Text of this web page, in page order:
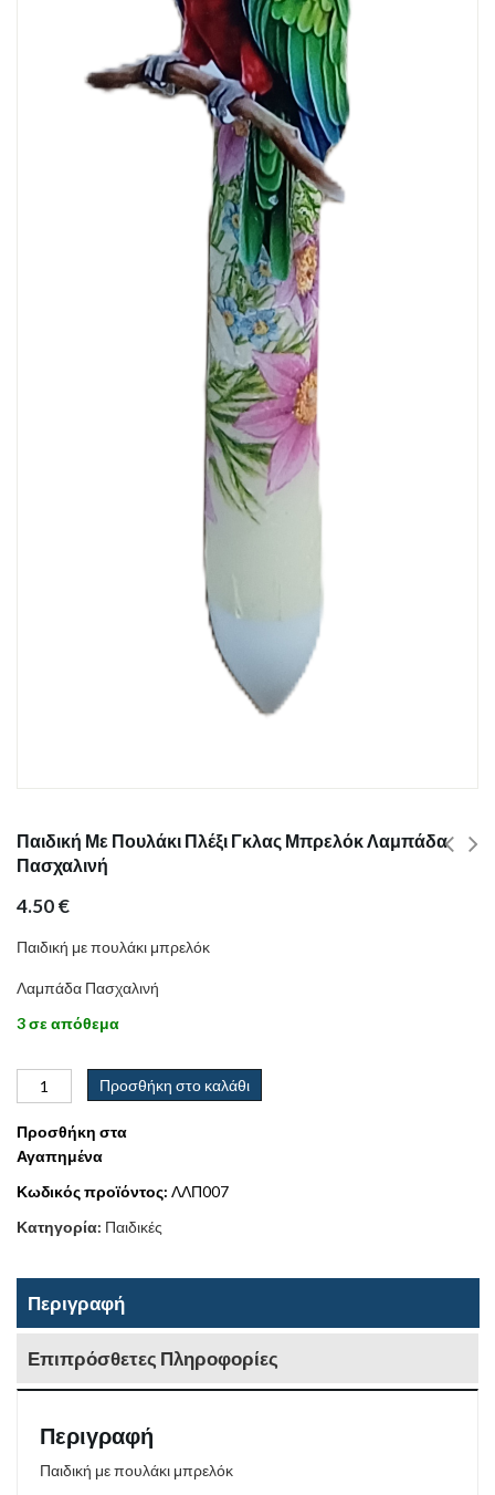
Παιδική Με Πουλάκι Πλέξι Γκλας Μπρελόκ Λαμπάδα
Πασχαλινή
4.50€
Παιδική με πουλάκι μπρελόκ
Λαμπάδα Πασχαλινή
3 σε απόθεμα
Προσθήκη στο καλάθι
Προσθήκη στα
Αγαπημένα
Κωδικός προϊόντος: ΛΛΠ007
Κατηγορία: Παιδικές
Περιγραφή
Επιπρόσθετες Πληροφορίες
Περιγραφή
Παιδική με πουλάκι μπρελόκ